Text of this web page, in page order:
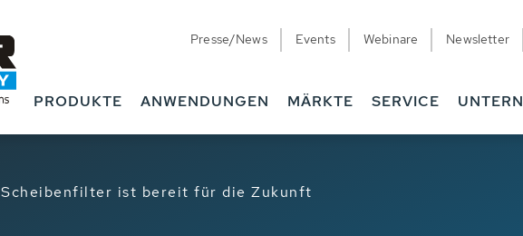
Presse/News Events Webinare Newsletter
PRODUKTE ANWENDUNGEN MÄRKTE SERVICE
Scheibenfilter ist bereit für die Zukunft